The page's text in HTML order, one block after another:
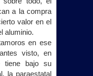
a la compra
valor en el
aluminio.
en ese
visto, en
tiene bajo su
la paraestatal